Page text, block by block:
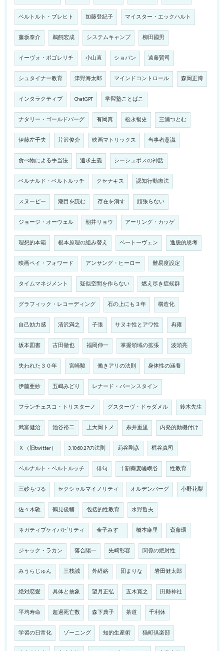
ベルトルト・ブレヒト 加藤登紀子 マイスター・エックハルト
藤坂泰介 鵜飼宏成 システムキャンプ 柳田國男
イーヴォ・ポゴレリチ 小山直 ショパン 遠藤賢司
シュタイナー教育 津野海太郎 マインドコントロール 森岡正博
インタラクティブ ChatGPT 学習塾ことばこ
ナタリー・ゴールドバーグ 有岡真 松永暢史 三浦つとむ
伊藤左千夫 芹沢俊介 映画マトリックス 当事者意識
食べ物による手当法 追求主義 シーシュポスの神話
ベルナルド・ベルトルッチ クセナキス 認知行動療法
スヌーピー 潮目を読む 存在を消す 頑張らない
ジョージ・オーウェル 朝井リョウ アーリング・カッゲ
理想的本箱 根本原理の組み替え ベートーヴェン 逸脱的思考
映画ペイ・フォワード アンサング・ヒーロー 難易度設定
タイムマネジメント 疑似空間を作らない 燃え尽き症候群
グラフィック・レコーディング 石の上にも３年 構造化
自己効力感 清沢満之 子張 サヌキ性とアワ性 冉雍
坂本図書 古田徹也 福岡伸一 掌握領域の拡張 波頭亮
失われた３０年 宮崎駿 働きアリの法則 身体性の涵養
伊藤亜紗 五嶋みどり レナード・バーンスタイン
フランチェスコ・トリスターノ グスターヴ・ドゥダメル 鈴木先生
武富健治 池谷裕二 上大岡トメ 糸井重里 内発的動機付け
Ｘ（旧twitter） 3:10:60:27の法則 苅谷剛彦 梶谷真司
ベルナルト・ベルトルッチ 俳句 十割蕎麦嵯峨谷 性教育
三砂ちづる セクシャルマイノリティ オルデンバーグ 小野花梨
佐々木敦 鶴見俊輔 包括的性教育 水野哲夫
ネガティブケイパビリティ 金子みすゞ 橋本麻里 斎藤環
ジャック・ラカン 落合陽一 先崎彰容 関係の絶対性
みうらじゅん 三枝誠 外経絡 団まりな 岩田健太郎
絶対恋愛 具体と抽象 望月正弘 五木寛之 田縣神社
平均寿命 超過死亡数 森下典子 茶道 千利休
学習の日常化 ゾーニング 知的生産術 猫町倶楽部